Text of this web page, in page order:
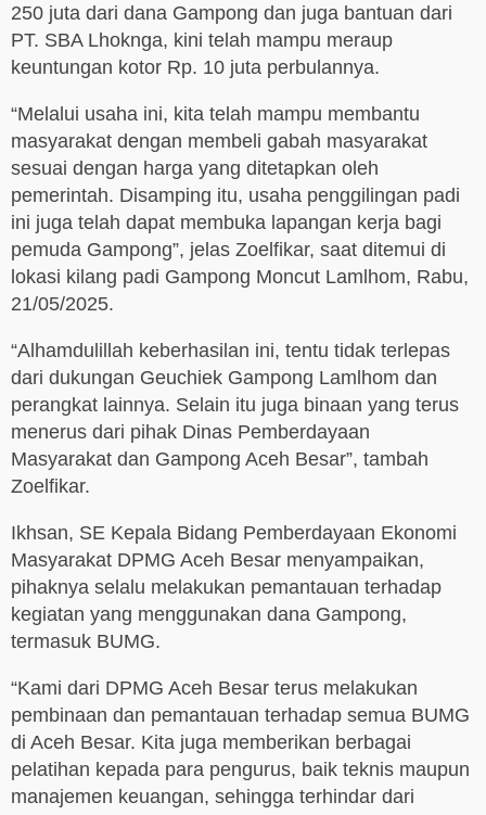
250 juta dari dana Gampong dan juga bantuan dari
PT. SBA Lhoknga, kini telah mampu meraup
keuntungan kotor Rp. 10 juta perbulannya.
“Melalui usaha ini, kita telah mampu membantu
masyarakat dengan membeli gabah masyarakat
sesuai dengan harga yang ditetapkan oleh
pemerintah. Disamping itu, usaha penggilingan padi
ini juga telah dapat membuka lapangan kerja bagi
pemuda Gampong”, jelas Zoelfikar, saat ditemui di
lokasi kilang padi Gampong Moncut Lamlhom, Rabu,
21/05/2025.
“Alhamdulillah keberhasilan ini, tentu tidak terlepas
dari dukungan Geuchiek Gampong Lamlhom dan
perangkat lainnya. Selain itu juga binaan yang terus
menerus dari pihak Dinas Pemberdayaan
Masyarakat dan Gampong Aceh Besar”, tambah
Zoelfikar.
Ikhsan, SE Kepala Bidang Pemberdayaan Ekonomi
Masyarakat DPMG Aceh Besar menyampaikan,
pihaknya selalu melakukan pemantauan terhadap
kegiatan yang menggunakan dana Gampong,
termasuk BUMG.
“Kami dari DPMG Aceh Besar terus melakukan
pembinaan dan pemantauan terhadap semua BUMG
di Aceh Besar. Kita juga memberikan berbagai
pelatihan kepada para pengurus, baik teknis maupun
manajemen keuangan, sehingga terhindar dari